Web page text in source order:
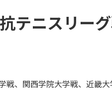
テニスリー
戦、関西学院大学戦、近畿大